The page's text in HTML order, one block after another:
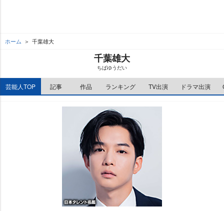
ホーム 千葉雄大
千葉雄大
ちばゆうだい
芸能人TOP 記事 作品 ランキング TV出演 ドラマ出演